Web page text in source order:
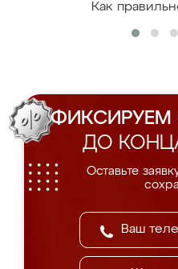
Как
ФИКСИРУЕМ
ДО
Оставьте